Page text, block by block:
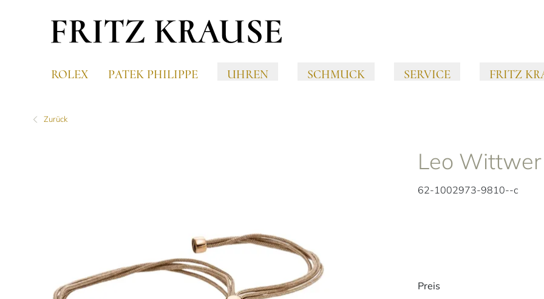
ROLEX PATEK PHILIPPE UHREN SCHMUCK SERVICE FRITZ
Zurück
Leo
62-1002973-9810--c
Preis